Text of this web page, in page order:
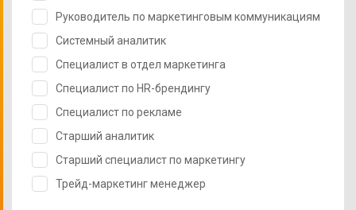
Руководитель по маркетинговым коммуникациям
Системный аналитик
Специалист в отдел маркетинга
Специалист по HR-брендингу
Специалист по рекламе
Старший аналитик
Старший специалист по маркетингу
Трейд-маркетинг менеджер